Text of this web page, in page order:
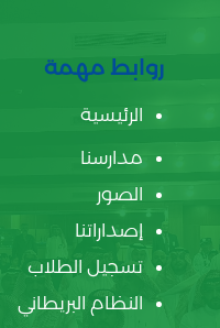
روابط مهمة
الرئيسية
مدارسنا
الصور
إصداراتنا
تسجيل الطلاب
النظام البريطاني